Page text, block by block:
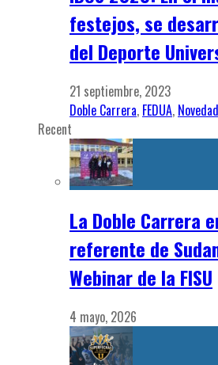
festejos, se
del Deporte
21 septiembre, 2023
Doble Carrera, FEDUA,
Recent
La Doble Carrera
referente de
Webinar de la FISU
4 mayo, 2026